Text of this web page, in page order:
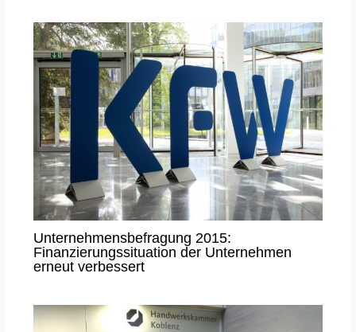
Unternehmensbefragung 2015:
Finanzierungssituation der Unternehmen
erneut verbessert